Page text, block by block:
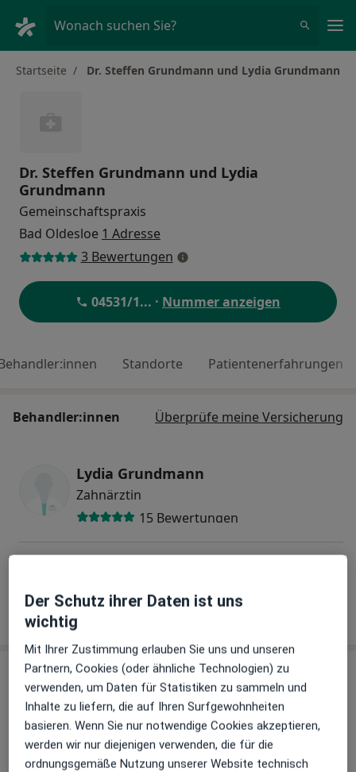
Wonach suchen Sie?
Startseite Dr. Steffen Grundmann und Lydia Grundmann
Dr. Steffen Grundmann und Lydia
Grundmann
Gemeinschaftspraxis
Bad Oldesloe 1 Adresse
3 Bewertungen
04531/1... · Nummer anzeigen
Standorte Patientenerfahrungen
Behandler:innen Überprüfe meine Versicherung
Lydia Grundmann
Zahnärztin
15 Bewertungen
43 Bewertungen
Praxis
Zu Google Maps
Der Schutz ihrer Daten ist uns
wichtig
Mit Ihrer Zustimmung erlauben Sie uns und unseren
Partnern, Cookies (oder ähnliche Technologien) zu
verwenden, um Daten für Statistiken zu sammeln und
Inhalte zu liefern, die auf Ihren Surfgewohnheiten
basieren. Wenn Sie nur notwendige Cookies akzeptieren,
werden wir nur diejenigen verwenden, die für die
ordnungsgemäße Nutzung unserer Website technisch